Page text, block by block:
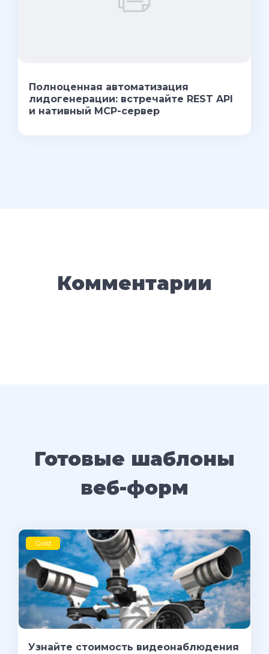
Полноценная автоматизация
лидогенерации: встречайте REST API
и нативный MCP-сервер
Комментарии
Готовые шаблоны
веб-форм
Gold
Узнайте стоимость видеонаблюдения